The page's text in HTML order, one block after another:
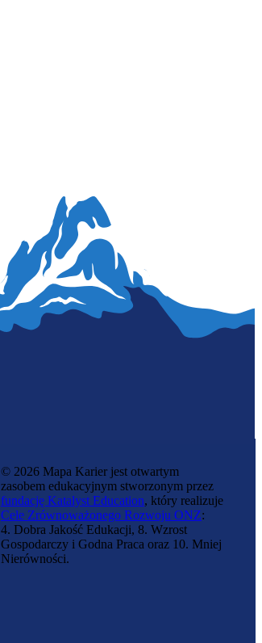
© 2026 Mapa Karier jest otwartym
zasobem edukacyjnym stworzonym przez
fundację Katalyst Education, który realizuje
Cele Zrównoważonego Rozwoju ONZ:
4. Dobra Jakość Edukacji, 8. Wzrost
Gospodarczy i Godna Praca oraz 10. Mniej
Nierówności.